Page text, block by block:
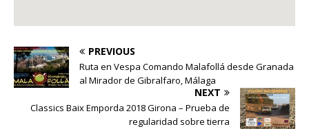
PREVIOUS
Ruta en Vespa Comando Malafollá desde Granada
al Mirador de Gibralfaro, Málaga
NEXT
Classics Baix Emporda 2018 Girona – Prueba de
regularidad sobre tierra